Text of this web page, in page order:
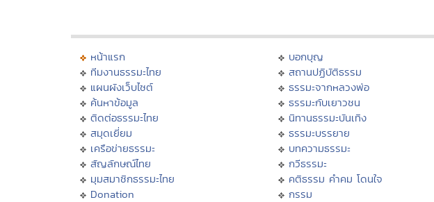
หน้าแรก
ทีมงานธรรมะไทย
แผนผังเว็บไซต์
ค้นหาข้อมูล
ติดต่อธรรมะไทย
สมุดเยี่ยม
เครือข่ายธรรมะ
สัญลักษณ์ไทย
มุมสมาชิกธรรมะไทย
Donation
บอกบุญ
สถานปฏิบัติธรรม
ธรรมะจากหลวงพ่อ
ธรรมะกับเยาวชน
นิทานธรรมะบันเทิง
ธรรมะบรรยาย
บทความธรรมะ
กวีธรรมะ
คติธรรม คำคม โดนใจ
กรรม